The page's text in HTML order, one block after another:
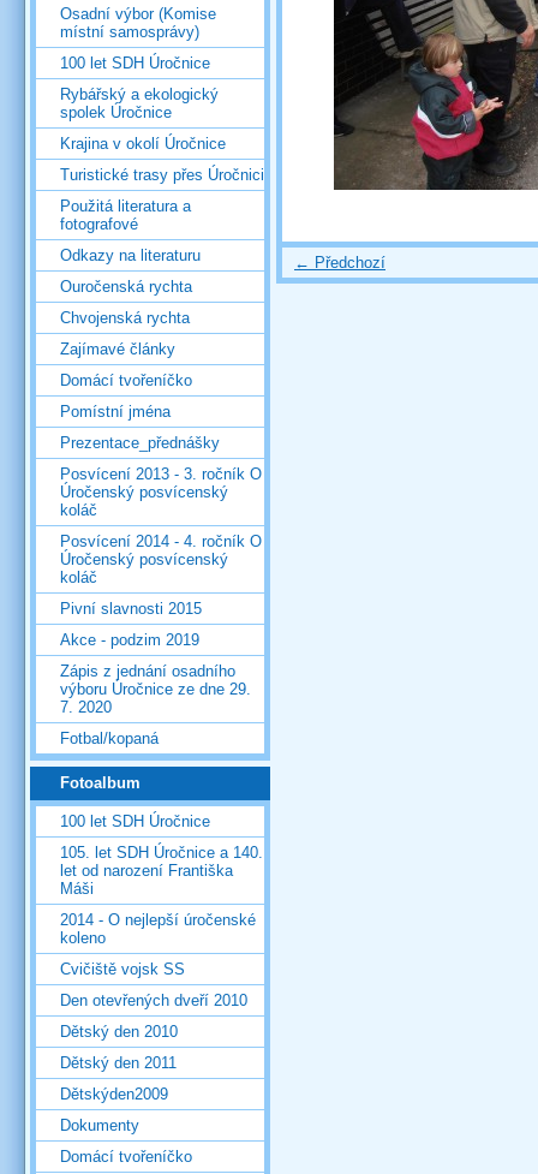
← Předchozí
Osadní výbor (Komise
místní samosprávy)
100 let SDH Úročnice
Rybářský a ekologický
spolek Úročnice
Krajina v okolí Úročnice
Turistické trasy přes Úročnici
Použitá literatura a
fotografové
Odkazy na literaturu
Ouročenská rychta
Chvojenská rychta
Zajímavé články
Domácí tvořeníčko
Pomístní jména
Prezentace_přednášky
Posvícení 2013 - 3. ročník O
Úročenský posvícenský
koláč
Posvícení 2014 - 4. ročník O
Úročenský posvícenský
koláč
Pivní slavnosti 2015
Akce - podzim 2019
Zápis z jednání osadního
výboru Úročnice ze dne 29.
7. 2020
Fotbal/kopaná
Fotoalbum
100 let SDH Úročnice
105. let SDH Úročnice a 140.
let od narození Františka
Máši
2014 - O nejlepší úročenské
koleno
Cvičiště vojsk SS
Den otevřených dveří 2010
Dětský den 2010
Dětský den 2011
Dětskýden2009
Dokumenty
Domácí tvořeníčko